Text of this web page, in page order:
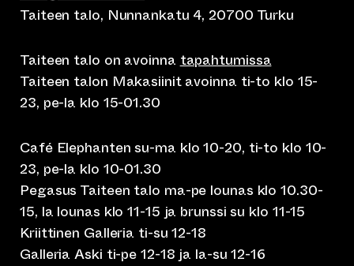
Taiteen talo, Nunnankatu 4, 20700 Turku
Taiteen talo on avoinna tapahtumissa
Taiteen talon Makasiinit avoinna ti-to klo 15-
23, pe-la klo 15-01.30
Café Elephanten su-ma klo 10-20, ti-to klo 10-
23, pe-la klo 10-01.30
Pegasus Taiteen talo ma-pe lounas klo 10.30-
15, la lounas klo 11-15 ja brunssi su klo 11-15
Kriittinen Galleria ti-su 12-18
Galleria Aski ti-pe 12-18 ja la-su 12-16